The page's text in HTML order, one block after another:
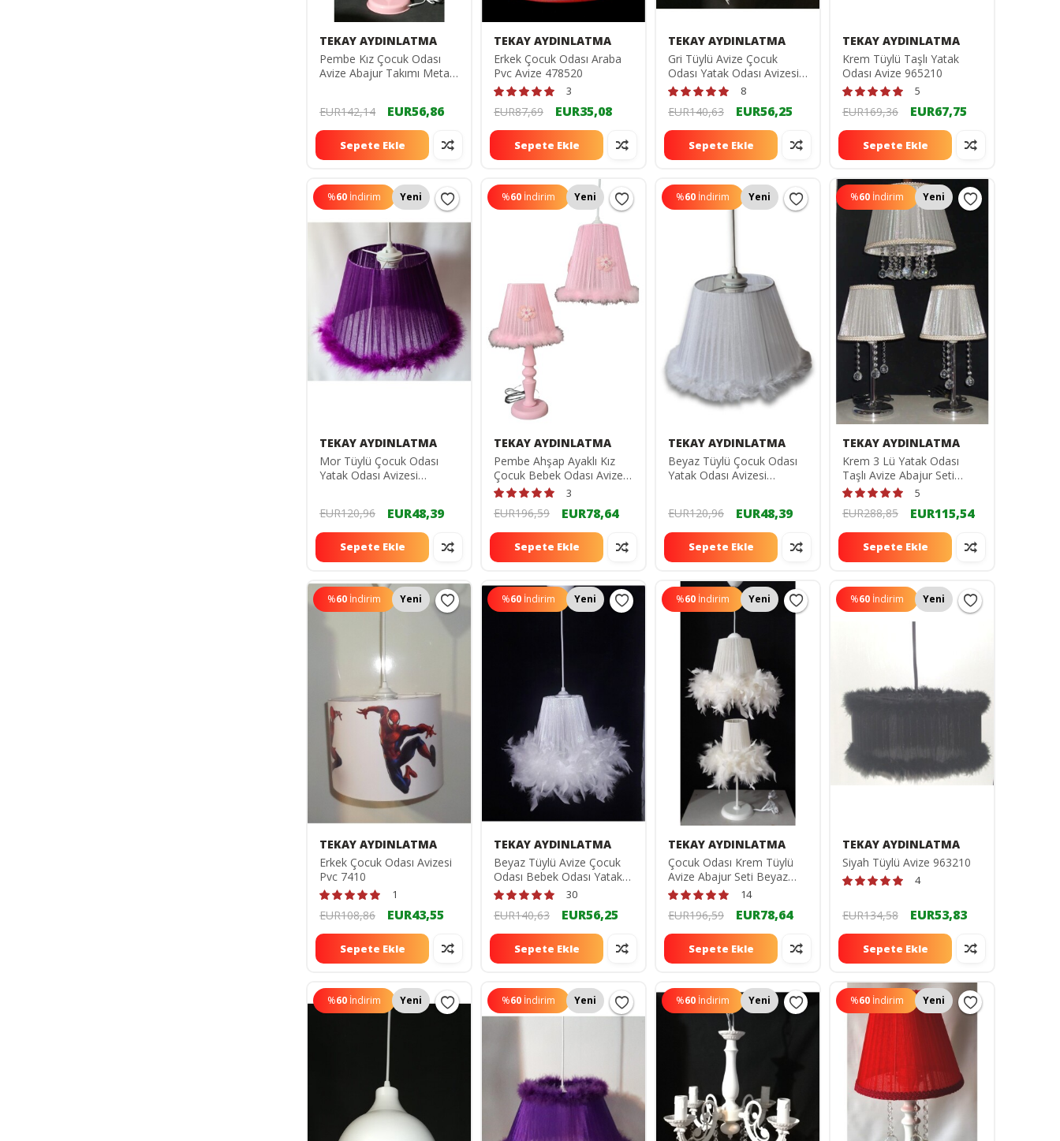
TEKAY AYDINLATMA
Pembe Kız Çocuk Odası
Avize Abajur Takımı Metal
EUR142,14
EUR56,86
Sepete Ekle
TEKAY AYDINLATMA
Erkek Çocuk Odası Araba
Pvc Avize 478520
3
EUR87,69 EUR35,08
Sepete Ekle
TEKAY AYDINLATMA
Gri Tüylü Avize Çocuk
Odası Yatak Odası Avizesi
2222222221108
EUR140,63 EUR56,25
Sepete Ekle
TEKAY AYDINLATMA
Krem Tüylü Taşlı Yatak
Odası Avize 965210
5
EUR169,36 EUR67,75
Sepete Ekle
%60 İndirim Yeni
TEKAY AYDINLATMA
Mor Tüylü Çocuk Odası
Yatak Odası Avizesi
EUR120,96
EUR48,39
Sepete Ekle
%60 İndirim Yeni
TEKAY AYDINLATMA
Pembe Ahşap Ayaklı Kız
Çocuk Bebek Odası Avize
Abajur Seti 89665
3
EUR196,59 EUR78,64
Sepete Ekle
%60 İndirim Yeni
TEKAY AYDINLATMA
Beyaz Tüylü Çocuk Odası
Yatak Odası Avizesi
EUR120,96
EUR48,39
Sepete Ekle
%60 İndirim Yeni
TEKAY AYDINLATMA
Krem 3 Lü Yatak Odası
Taşlı Avize Abajur Seti
66666655555
5
EUR288,85 EUR115,54
Sepete Ekle
%60 İndirim Yeni
TEKAY AYDINLATMA
Erkek Çocuk Odası Avizesi
Pvc 7410
1
EUR108,86 EUR43,55
Sepete Ekle
%60 İndirim Yeni
TEKAY AYDINLATMA
Beyaz Tüylü Avize Çocuk
Odası Bebek Odası Yatak
Odası Avizesi 1231231230
30
EUR140,63 EUR56,25
Sepete Ekle
%60 İndirim Yeni
TEKAY AYDINLATMA
Çocuk Odası Krem Tüylü
Avize Abajur Seti Beyaz
Metal Ayaklı 303030
14
EUR196,59 EUR78,64
Sepete Ekle
%60 İndirim Yeni
TEKAY AYDINLATMA
Siyah Tüylü Avize 963210
4
EUR134,58 EUR53,83
Sepete Ekle
%60 İndirim Yeni %60 İndirim Yeni %60 İndirim Yeni %60 İndirim Yeni